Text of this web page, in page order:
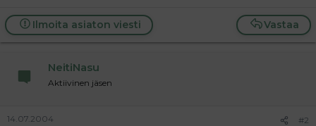
Vastaa
Ilmoita asiaton viesti
NeitiNasu
Aktiivinen jäsen
14.07.2004 #2